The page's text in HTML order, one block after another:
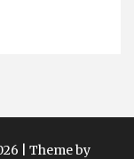
| Theme by